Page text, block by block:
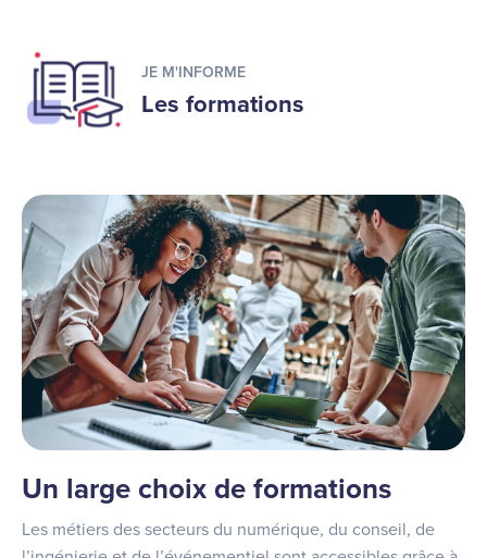
JE M'INFORME
Les formations
Un large choix de formations
Les métiers des secteurs du numérique, du conseil, de